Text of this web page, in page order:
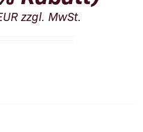
zzgl. MwSt.